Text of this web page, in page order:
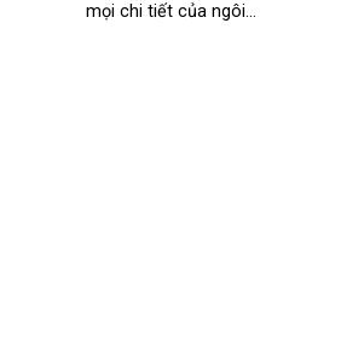
mọi chi tiết của ngôi...